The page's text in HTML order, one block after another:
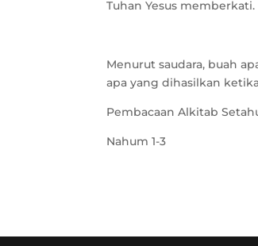
Tuhan Yesus memberkati.
Menurut saudara, buah
apa yang dihasilkan
Pembacaan Alkitab
Nahum 1-3